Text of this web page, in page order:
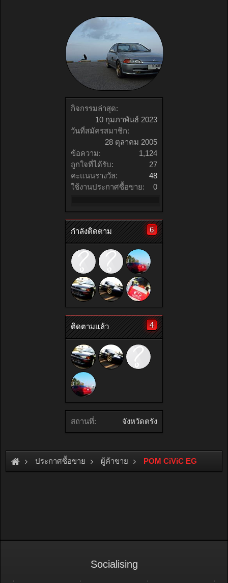
กิจกรรมล่าสุด:
10 กุมภาพันธ์ 2023
วันที่สมัครสมาชิก:
28 ตุลาคม 2005
ข้อความ:
1,124
ถูกใจที่ได้รับ:
27
คะแนนรางวัล:
48
ใช้งานประกาศซื้อขาย:
0
กำลังติดตาม 6
ติดตามแล้ว 4
สถานที่: จังหวัดตรัง
ประกาศซื้อขาย ผู้ค้าขาย POM CiViC EG
Socialising